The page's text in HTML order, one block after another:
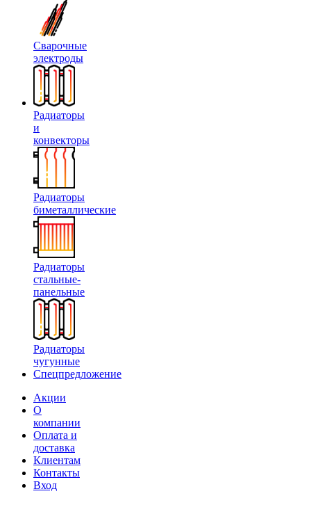
Сварочные
электроды
Радиаторы
и
конвекторы
Радиаторы
биметаллические
Радиаторы
стальные-
панельные
Радиаторы
чугунные
Спецпредложение
Акции
О
компании
Оплата и
доставка
Клиентам
Контакты
Вход